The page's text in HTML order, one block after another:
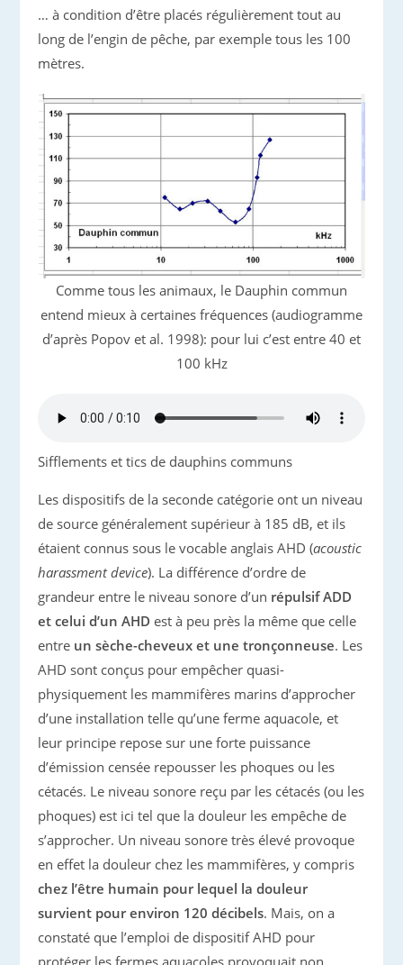
… à condition d’être placés régulièrement tout au
long de l’engin de pêche, par exemple tous les 100
mètres.
Comme tous les animaux, le Dauphin commun
entend mieux à certaines fréquences (audiogramme
d’après Popov et al. 1998): pour lui c’est entre 40 et
100 kHz
Sifflements et tics de dauphins communs
Les dispositifs de la seconde catégorie ont un niveau
de source généralement supérieur à 185 dB, et ils
étaient connus sous le vocable anglais AHD (acoustic
harassment device). La différence d’ordre de
grandeur entre le niveau sonore d’un répulsif ADD
et celui d’un AHD est à peu près la même que celle
entre un sèche-cheveux et une tronçonneuse. Les
AHD sont conçus pour empêcher quasi-
physiquement les mammifères marins d’approcher
d’une installation telle qu’une ferme aquacole, et
leur principe repose sur une forte puissance
d’émission censée repousser les phoques ou les
cétacés. Le niveau sonore reçu par les cétacés (ou les
phoques) est ici tel que la douleur les empêche de
s’approcher. Un niveau sonore très élevé provoque
en effet la douleur chez les mammifères, y compris
chez l’être humain pour lequel la douleur
survient pour environ 120 décibels. Mais, on a
constaté que l’emploi de dispositif AHD pour
protéger les fermes aquacoles provoquait non